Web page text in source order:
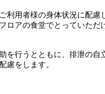
利用者様の身体状況に配
ロアの食堂でとっていただ
を行うとともに、排泄の自
慮をします。